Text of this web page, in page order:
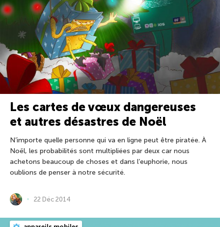
Les cartes de vœux dangereuses
et autres désastres de Noël
N’importe quelle personne qui va en ligne peut être piratée. À
Noël, les probabilités sont multipliées par deux car nous
achetons beaucoup de choses et dans l’euphorie, nous
oublions de penser à notre sécurité.
22 Déc 2014